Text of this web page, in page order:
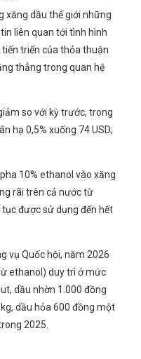
xăng dầu thế giới những
liên quan tới tình hình
triển của thỏa thuận
thẳng trong quan hệ
so với kỳ trước, trong
hạ 0,5% xuống 74 USD;
10% ethanol vào xăng
rãi trên cả nước từ
được sử dụng đến hết
vụ Quốc hội, năm 2026
ethanol) duy trì ở mức
dầu nhờn 1.000 đồng
dầu hỏa 600 đồng một
2025.